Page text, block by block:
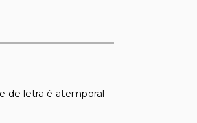
de letra é atemporal